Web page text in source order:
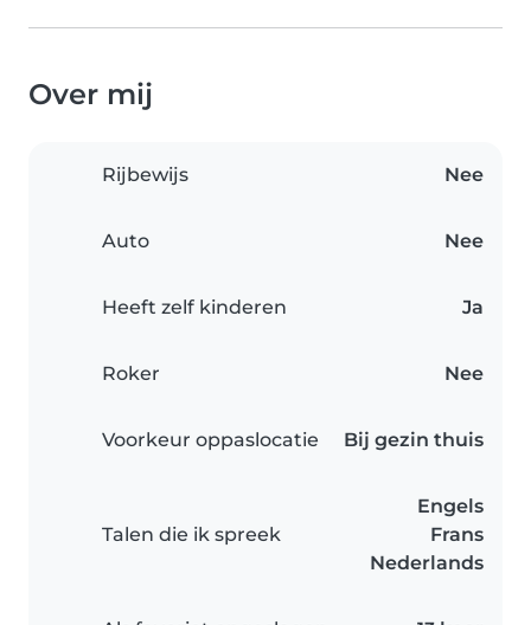
Over mij
Rijbewijs Nee
Auto Nee
Heeft zelf kinderen Ja
Roker Nee
Voorkeur oppaslocatie Bij gezin thuis
Talen die ik spreek
Engels
Frans
Nederlands